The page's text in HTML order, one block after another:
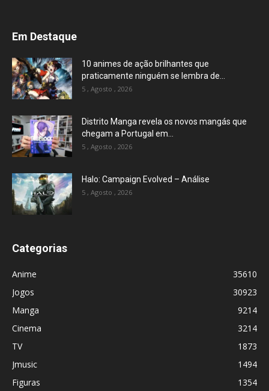
Em Destaque
10 animes de ação brilhantes que
praticamente ninguém se lembra de...
5 , Agosto , 2026
Distrito Manga revela os novos mangás que
chegam a Portugal em...
5 , Agosto , 2026
Halo: Campaign Evolved – Análise
5 , Agosto , 2026
Categorias
Anime
35610
Jogos
30923
Manga
9214
Cinema
3214
TV
1873
Jmusic
1494
Figuras
1354